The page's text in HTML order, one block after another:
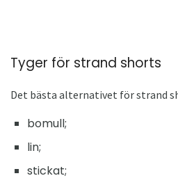
Tyger för strand shorts
Det bästa alternativet för strand
bomull;
lin;
stickat;